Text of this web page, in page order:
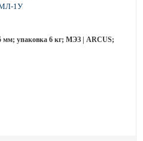
мм; упаковка 6 кг; МЭЗ | ARCUS;